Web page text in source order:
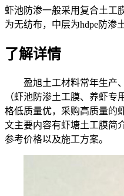
虾池防渗一般采用复合土工
为无纺布，中层为hdpe防渗
了解详情
盈旭土工材料常年生产
（虾池防渗土工膜、养虾
格低质量优，采购高质量的
文主要内容有虾塘土工膜简
参考价格以及施工方案。